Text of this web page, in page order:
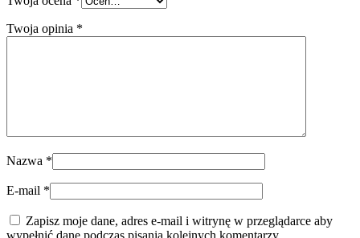
Twoja opinia *
Nazwa *
E-mail *
Zapisz moje dane, adres e-mail i witrynę w przeglądarce aby